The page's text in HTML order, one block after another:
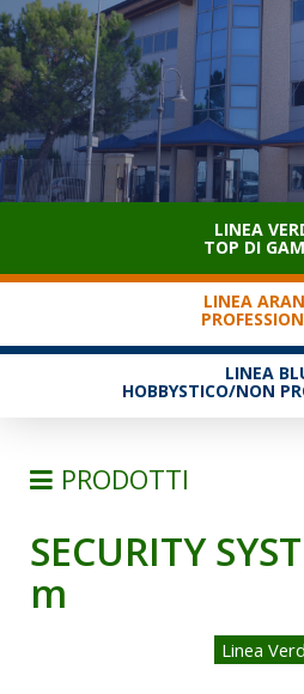
NORMATIVE
MEDIA
DOWNLOAD
SERVIZIO CLIENTI
LINEA
TOP DI
LINEA
LINEA
HOBBYSTICO/NON
PRODOTTI
SCALE
SEMPLICI D'APPOGGIO
SECURITY
m
Linea